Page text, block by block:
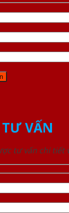
VẤN
tư vấn chi tiết